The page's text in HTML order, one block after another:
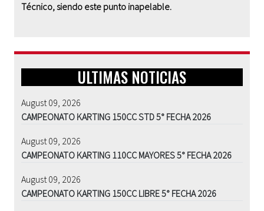
Técnico, siendo este punto inapelable.
ULTIMAS NOTICIAS
August 09, 2026
CAMPEONATO KARTING 150CC STD 5° FECHA 2026
August 09, 2026
CAMPEONATO KARTING 110CC MAYORES 5° FECHA 2026
August 09, 2026
CAMPEONATO KARTING 150CC LIBRE 5° FECHA 2026